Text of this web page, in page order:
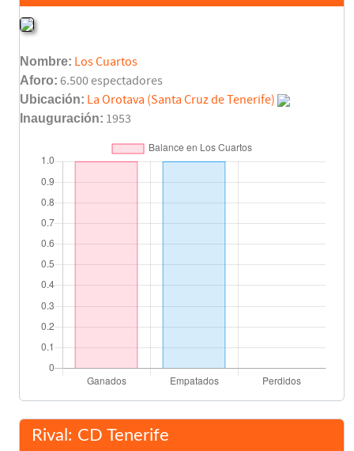
Chalo
Toño
Berto
Quico
José Carlos Granero
Miguel Tendillo
Ángel Castellanos
Wilmar Cabrera
75'
Nombre: Los Cuartos
Aforo: 6.500 espectadores
Ubicación: La Orotava (Santa Cruz de Tenerife)
Inauguración: 1953
Rival: CD Tenerife